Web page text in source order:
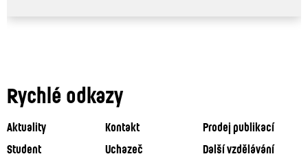
Rychlé odkazy
Aktuality Kontakt
Prodej publikací
Student
Uchazeč
Další vzdělávání